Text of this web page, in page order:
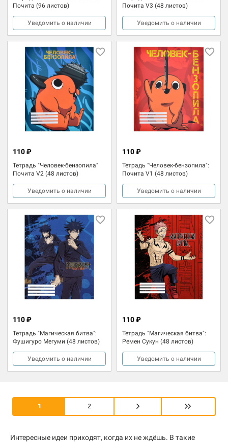
Почита (96 листов)
Уведомить о наличии
Почита V3 (48 листов)
Уведомить о наличии
Тетрадь "Человек-бензопила"
Почита V2 (48 листов)
110 ₽
Уведомить о наличии
Тетрадь "Человек-бензопила":
Почита V1 (48 листов)
110 ₽
Уведомить о наличии
Тетрадь "Магическая битва":
Фушигуро Мегуми (48 листов)
110 ₽
Уведомить о наличии
Тетрадь "Магическая битва":
Ремен Сукун (48 листов)
110 ₽
Уведомить о наличии
1 2
Интересные идеи приходят, когда их не ждёшь. В такие